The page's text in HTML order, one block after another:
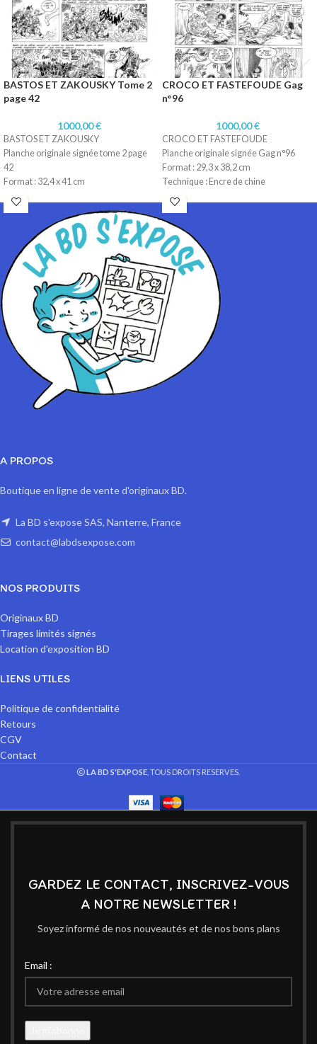
BASTOS ET ZAKOUSKY Tome 2
page 42
1000,00€
BASTOS ET ZAKOUSKY
Planche originale signée tome 2 page
42
Format : 32,4 x 41 cm
Technique : Encre de chine
Papier : Lavis technique Canson
CROCO ET FASTEFOUDE Gag
n°96
1000,00€
CROCO ET FASTEFOUDE
Planche originale signée Gag n°96
Format : 29,3 x 38,2 cm
Technique : Encre de chine
Papier : Lavis technique Canson
A PROPOS
Boutique en ligne de vente d'originaux BD.
La BD s'expose SAS, Nanterre, France
contact@labdsexpose.com
NOS PRODUITS
Originaux BD
Tirages limités signés
Location d'exposition BD
LIENS UTILES
Politique de confidentialité
Retours
CGV
Contact
LA BD S'EXPOSE , TOUS DROITS RESERVES.
GARDEZ LE CONTACT, INSCRIVEZ-VOUS
A NOTRE NEWSLETTER !
Soyez informé de nos nouveautés et de nos bons plans
Email :